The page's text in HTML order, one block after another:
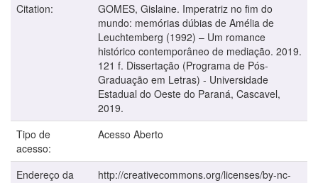
Citation:
GOMES, Gislaine. Imperatriz no fim do
mundo: memórias dúbias de Amélia de
Leuchtemberg (1992) – Um romance
histórico contemporâneo de mediação. 2019.
121 f. Dissertação (Programa de Pós-
Graduação em Letras) - Universidade
Estadual do Oeste do Paraná, Cascavel,
2019.
Tipo de
acesso:
Acesso Aberto
Endereço da
http://creativecommons.org/licenses/by-nc-